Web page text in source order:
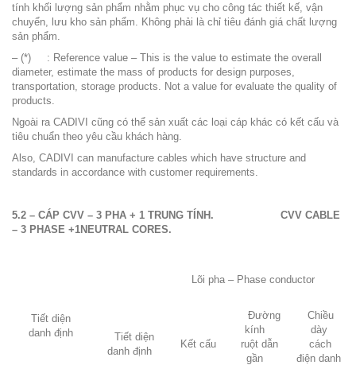
tính khối lượng sản phẩm nhằm phục vụ cho công tác thiết kế, vận
chuyển, lưu kho sản phẩm. Không phải là chỉ tiêu đánh giá chất lượng
sản phẩm.
– (*) : Reference value – This is the value to estimate the overall
diameter, estimate the mass of products for design purposes,
transportation, storage products. Not a value for evaluate the quality of
products.
Ngoài ra CADIVI cũng có thể sản xuất các loại cáp khác có kết cấu và
tiêu chuẩn theo yêu cầu khách hàng.
Also, CADIVI can manufacture cables which have structure and
standards in accordance with customer requirements.
5.2 – CÁP CVV – 3 PHA + 1 TRUNG TÍNH. CVV CABLE
– 3 PHASE +1NEUTRAL CORES.
Tiết diện
danh định
Lõi pha – Phase conductor
Tiết diện
danh định
Kết cấu
Đường
kính
ruột dẫn
gần
Chiều
dày
cách
điện danh